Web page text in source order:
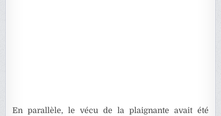
En parallèle, le vécu de la plaignante avait été